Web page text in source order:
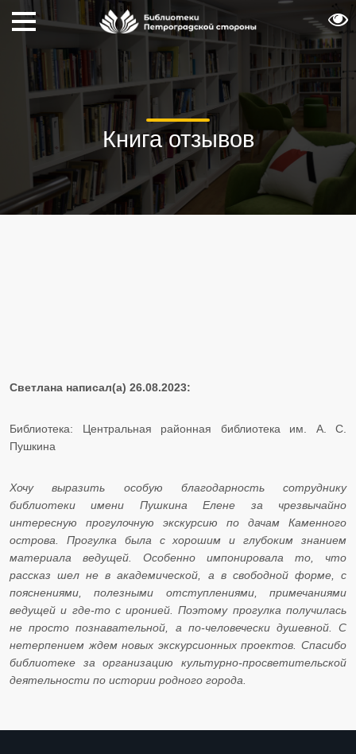
Книга отзывов
Светлана написал(а) 26.08.2023:
Библиотека: Центральная районная библиотека им. А. С.
Пушкина
Хочу выразить особую благодарность сотруднику
библиотеки имени Пушкина Елене за чрезвычайно
интересную прогулочную экскурсию по дачам Каменного
острова. Прогулка была с хорошим и глубоким знанием
материала ведущей. Особенно импонировала то, что
рассказ шел не в академической, а в свободной форме, с
пояснениями, полезными отступлениями, примечаниями
ведущей и где-то с иронией. Поэтому прогулка получилась
не просто познавательной, а по-человечески душевной. С
нетерпением ждем новых экскурсионных проектов. Спасибо
библиотеке за организацию культурно-просветительской
деятельности по истории родного города.